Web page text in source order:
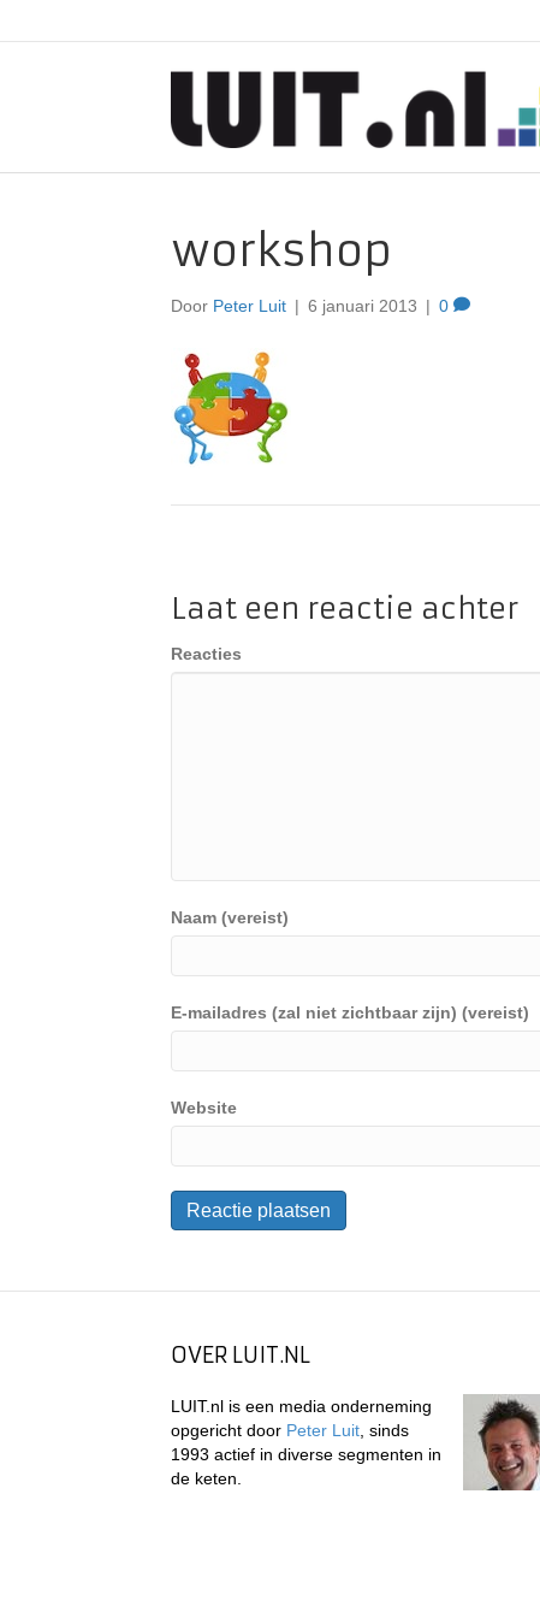
workshop
Door Peter Luit | 6 januari 2013 | 0
Laat een reactie achter
Reacties
Naam (vereist)
E-mailadres (zal niet zichtbaar zijn) (vereist)
Website
OVER LUIT.NL
LUIT.nl is een media onderneming
opgericht door Peter Luit , sinds
1993 actief in diverse segmenten in
de keten.